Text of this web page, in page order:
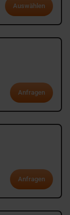
Auswählen
Anfragen
Anfragen